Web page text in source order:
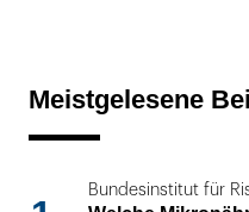
Meistgelesene
Bundesinstitut für